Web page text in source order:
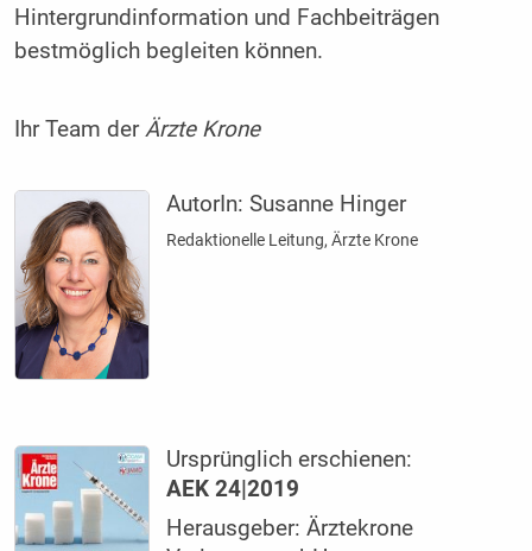
Hintergrundinformation und Fachbeiträgen
bestmöglich begleiten können.
Ihr Team derÄrzte Krone
AutorIn:Susanne Hinger
Redaktionelle Leitung, Ärzte Krone
Ursprünglich erschienen:
AEK 24|2019
Herausgeber: Ärztekrone